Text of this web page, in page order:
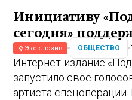
Инициативу
сегодня»
Эксклюзив ОБЩЕСТВО
Интернет-издание
запустило свое
артиста